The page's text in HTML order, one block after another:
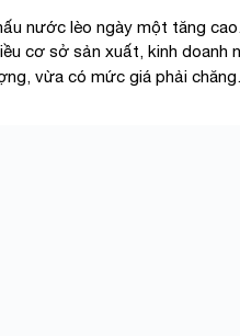
nước lèo ngày một tăng
cơ sở sản xuất, kinh doanh
vừa có mức giá phải